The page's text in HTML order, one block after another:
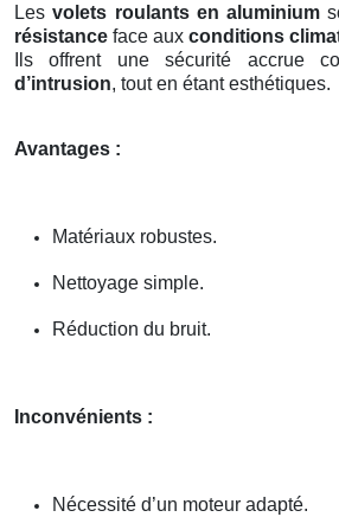
Lesvolets roulants en aluminium
résistance face aux conditions
Ils offrent une sécurité accrue
d’intrusion, tout en étant esthétiques.
Avantages :
Matériaux robustes.
Nettoyage simple.
Réduction du bruit.
Inconvénients :
Nécessité d’un moteur adapté.